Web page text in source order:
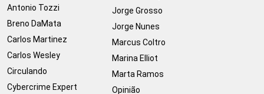
Antonio Tozzi
Breno DaMata
Carlos Martinez
Carlos Wesley
Circulando
Cybercrime Expert
Jorge Grosso
Jorge Nunes
Marcus Coltro
Marina Elliot
Marta Ramos
Opinião